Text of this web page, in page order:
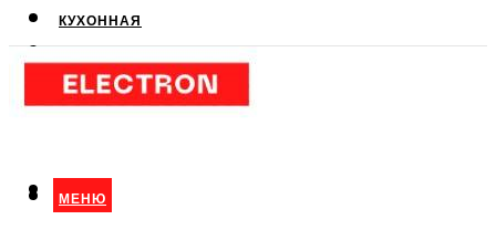
КУХОННАЯ
КЛИМАТИЧЕСКАЯ
МЕНЮ
МЕНЮ